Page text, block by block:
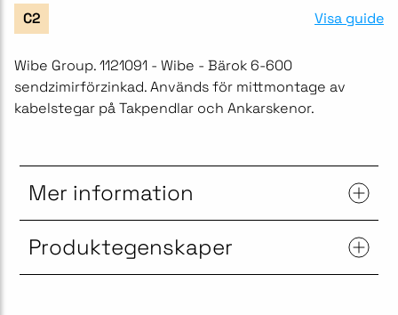
C2 Visa guide
Wibe Group. 1121091 - Wibe - Bärok 6-600
sendzimirförzinkad. Används för mittmontage av
kabelstegar på Takpendlar och Ankarskenor.
Mer information
Produktegenskaper